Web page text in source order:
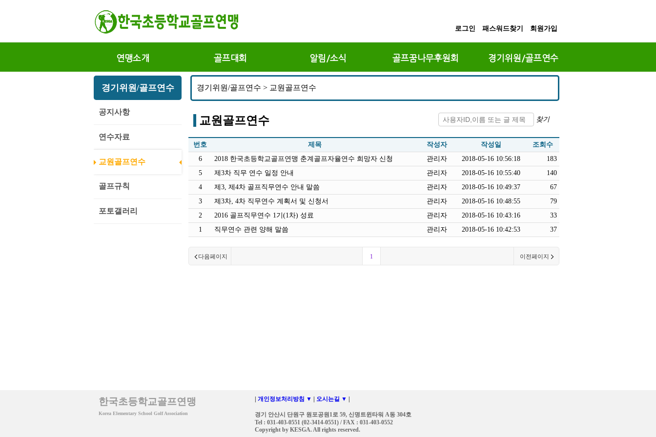
로그인 패스워드찾기 회원가입
연맹소개 골프대회 알림/소식 골프꿈나무후원회 경기위원/골프연수
경기위원/골프연수
공지사항
연수자료
교원골프연수
골프규칙
포토갤러리
경기위원/골프연수 > 교원골프연수
교원골프연수 찾기
번호 제목 작성자 작성일
조회수
6
2018 한국초등학교골프연맹 춘계골프자율연수 희망자 신청 관리자 2018-05-16 10:56:18
183
5
제3차 직무 연수 일정 안내 관리자 2018-05-16 10:55:40
140
4
제3, 제4차 골프직무연수 안내 말씀 관리자 2018-05-16 10:49:37
67
3
제3차, 4차 직무연수 계획서 및 신청서 관리자 2018-05-16 10:48:55
79
2
2016 골프직무연수 1기(1차) 성료 관리자 2018-05-16 10:43:16
33
1
직무연수 관련 양해 말씀 관리자 2018-05-16 10:42:53 37
다음페이지 1 이전페이지
한국초등학교골프연맹
Korea Elementary School Golf Association
개인정보처리방침 ▼ 오시는길 ▼
경기 안산시 단원구 원포공원1로 59, 신명트윈타워 A동 304호
Tel : 031-403-0551 (02-3414-0551) / FAX : 031-403-0552
Copyright by KESGA. All rights reserved.